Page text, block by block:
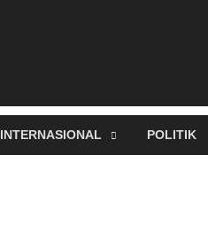
INTERNASIONAL POLITIK